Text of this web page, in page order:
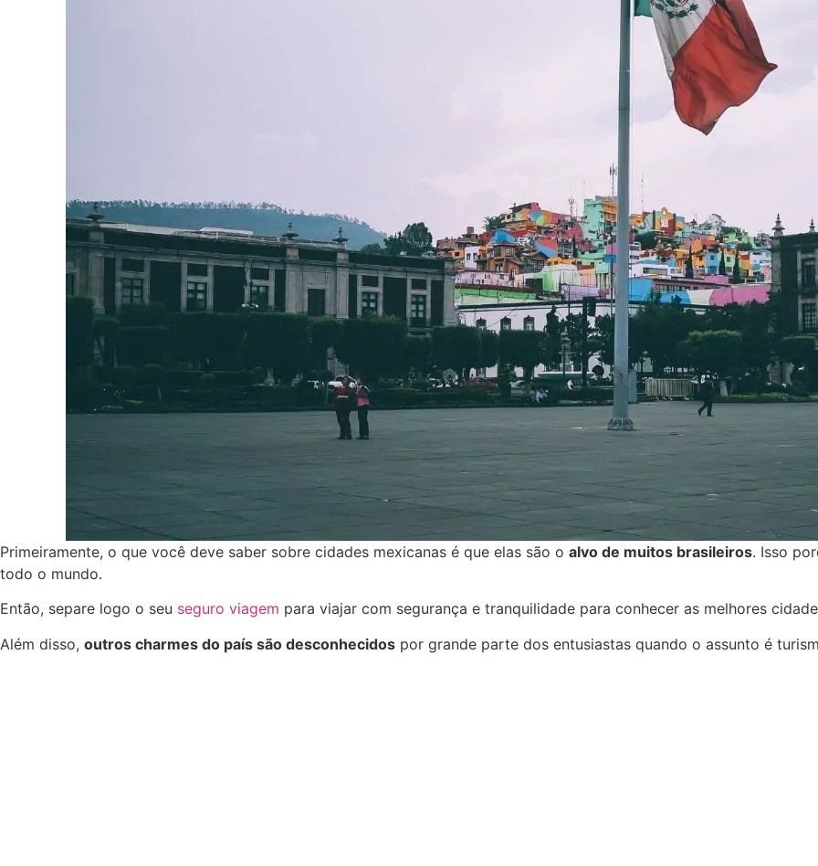
Primeiramente, o que você deve saber sobre cidades mexicanas é que elas são o alvo de muitos brasileiros. Isso
todo o mundo.
Então, separe logo o seu seguro viagem para viajar com segurança e tranquilidade para conhecer as melhores
Além disso, outros charmes do país são desconhecidos por grande parte dos entusiastas quando o assunto é